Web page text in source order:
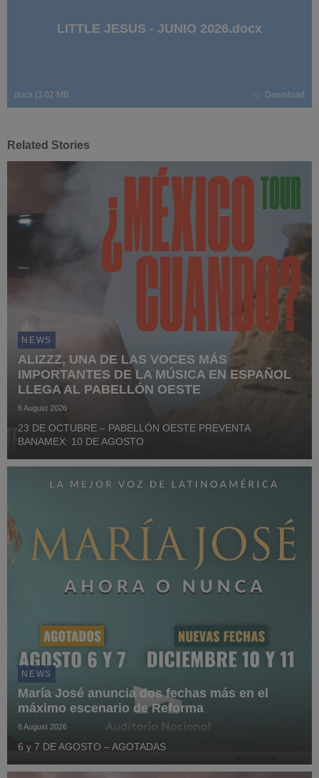
LITTLE JESUS - JUNIO 2026.docx
docx |3.02 MB Download
Related Stories
NEWS
ALIZZZ, UNA DE LAS VOCES MÁS
IMPORTANTES DE LA MÚSICA EN ESPAÑOL
LLEGA AL PABELLÓN OESTE
6 August 2026
23 DE OCTUBRE – PABELLÓN OESTE PREVENTA
BANAMEX: 10 DE AGOSTO
NEWS
María José anuncia dos fechas más en el
máximo escenario de Reforma
6 August 2026
6 y 7 DE AGOSTO – AGOTADAS